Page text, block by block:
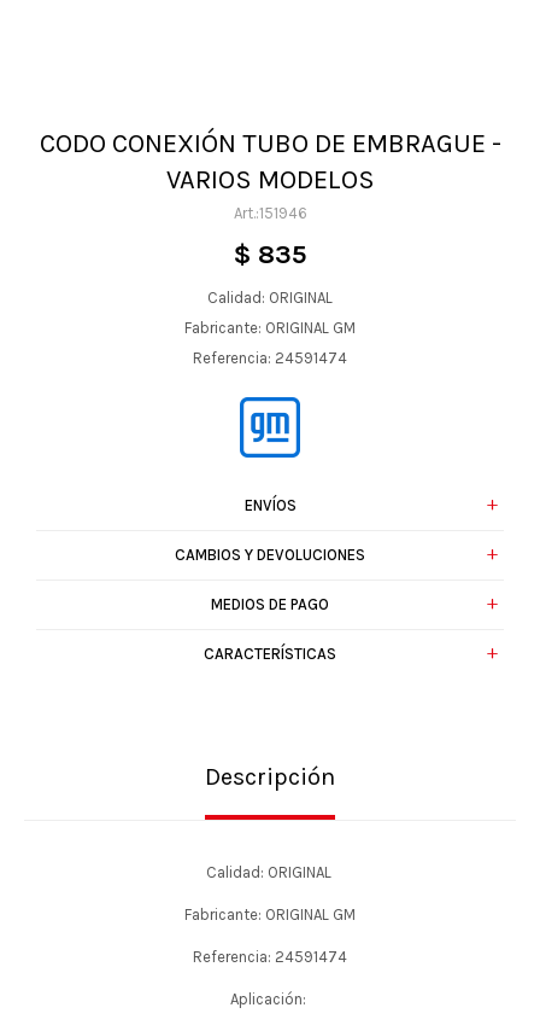
CODO CONEXIÓN TUBO DE EMBRAGUE -
VARIOS MODELOS
151946
$ 835
Calidad: ORIGINAL
Fabricante: ORIGINAL GM
Referencia: 24591474
ENVÍOS
CAMBIOS Y DEVOLUCIONES
MEDIOS DE PAGO
CARACTERÍSTICAS
Descripción
Calidad: ORIGINAL
Fabricante: ORIGINAL GM
Referencia: 24591474
Aplicación: